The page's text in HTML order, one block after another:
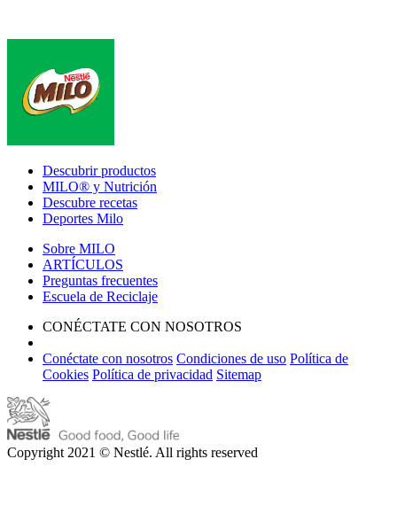
Footer
Descubrir productos
MILO® y Nutrición
Descubre recetas
Deportes Milo
Sobre MILO
ARTÍCULOS
Preguntas frecuentes
Escuela de Reciclaje
CONÉCTATE CON NOSOTROS
Conéctate con nosotros Condiciones de uso Política de
Cookies Política de privacidad Sitemap
Copyright 2021 © Nestlé. All rights reserved